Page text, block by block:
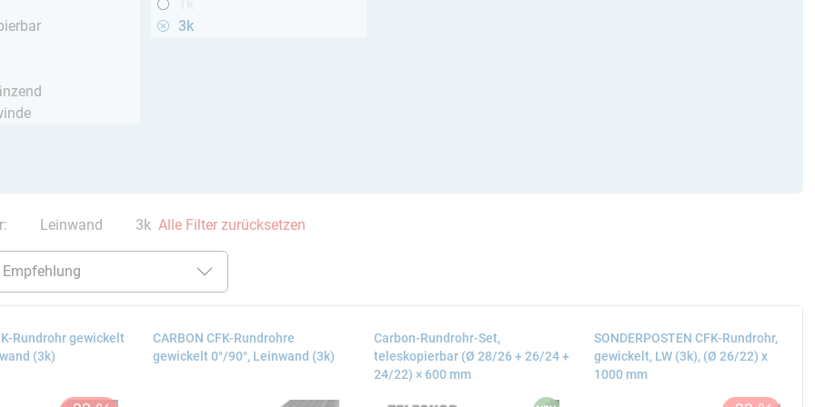
3k
Leinwand 3k Alle Filter zurücksetzen
Rundrohr gewickelt
(3k)
CARBON CFK-Rundrohre
gewickelt 0°/90°, Leinwand (3k)
Carbon-Rundrohr-Set,
teleskopierbar (Ø 28/26 + 26/24 +
24/22) × 600 mm
SONDERPOSTEN CFK-Rundrohr,
gewickelt, LW (3k), (Ø 26/22) x
1000 mm